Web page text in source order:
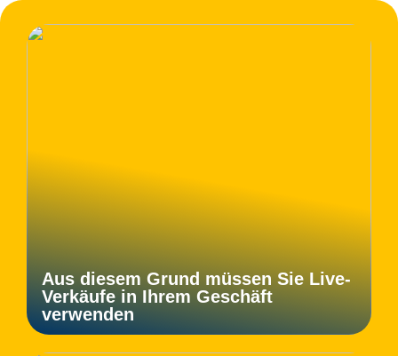
Aus diesem Grund müssen Sie Live-
Verkäufe in Ihrem Geschäft
verwenden